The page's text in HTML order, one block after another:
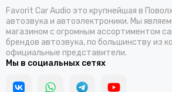
Kingz Audio
Light Audio
Madbit
Magnum
Mio
Favorit Car Audio это крупнейшая в
автозвука и автоэлектроники. Мы
магазином с огромным ассортиментом
брендов автозвука, по большинству из
официальные представители.
Мы в социальных сетях